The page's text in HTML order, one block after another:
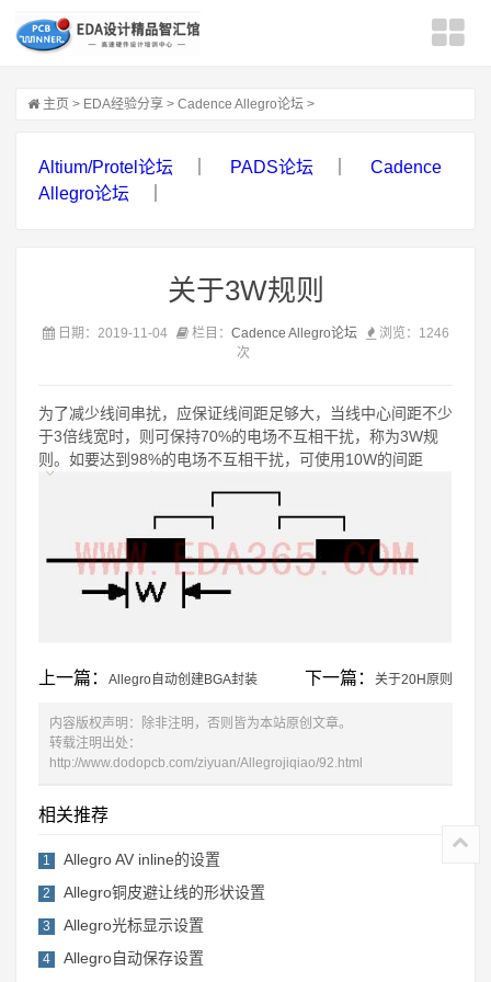
主页 > EDA经验分享 > Cadence Allegro论坛 >
Altium/Protel论坛 PADS论坛
Cadence
Allegro论坛
关于3W规则
日期：2019-11-04 栏目： Cadence Allegro论坛 浏览：
1246
次
为了减少线间串扰，应保证线间距足够大，当线中心间距不少
于3倍线宽时，则可保持70%的电场不互相干扰，称为3W规
则。如要达到98%的电场不互相干扰，可使用10W的间距
上一篇： Allegro自动创建BGA封装 下一篇： 关于20H原则
内容版权声明：除非注明，否则皆为本站原创文章。
转载注明出处：
http://www.dodopcb.com/ziyuan/Allegrojiqiao/92.html
相关推荐
1 Allegro AV inline的设置
2 Allegro铜皮避让线的形状设置
3 Allegro光标显示设置
4
Allegro自动保存设置